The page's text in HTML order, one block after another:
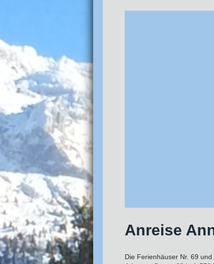
Anreise
Die Ferienhäuser Nr. 69